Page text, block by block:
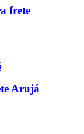
frete
Arujá